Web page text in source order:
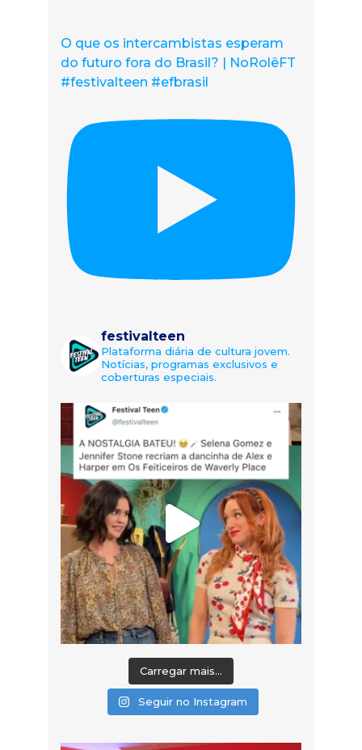
O que os intercambistas esperam
do futuro fora do Brasil? | NoRolêFT
#festivalteen #efbrasil
festivalteen
Plataforma diária de cultura jovem.
Notícias, programas exclusivos e
coberturas especiais.
Carregar mais...
Seguir no Instagram